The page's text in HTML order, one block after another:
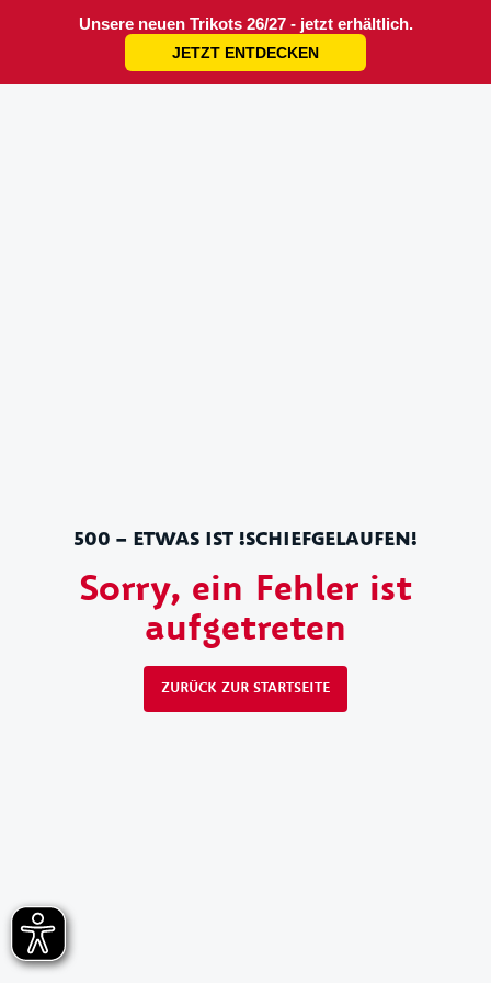
Unsere neuen Trikots 26/27 - jetzt erhältlich.
JETZT ENTDECKEN
500 – ETWAS IST !SCHIEFGELAUFEN!
Sorry, ein Fehler ist
aufgetreten
ZURÜCK ZUR STARTSEITE